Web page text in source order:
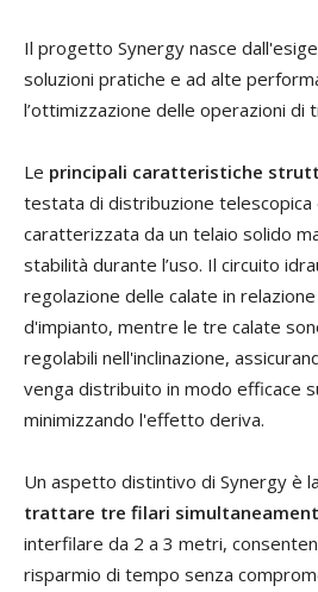
Il progetto Synergy nasce
soluzioni pratiche e ad alte
l’ottimizzazione delle operazioni di
Le principali caratteristiche
testata di distribuzione telescopica
caratterizzata da un telaio solido
stabilità durante l’uso. Il circuito
regolazione delle calate in
d'impianto, mentre le tre calate
regolabili nell'inclinazione,
venga distribuito in modo efficace
minimizzando l'effetto deriva.
Un aspetto distintivo di Synergy è
trattare tre filari
interfilare da 2 a 3 metri,
risparmio di tempo senza